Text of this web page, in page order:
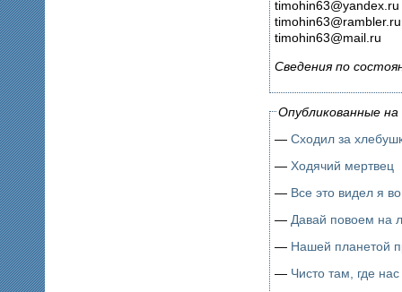
timohin63@yandex.ru
timohin63@rambler.ru
timohin63@mail.ru
Сведения по
Опубликованные
— Сходил за
— Ходячий мертвец
— Все это видел я
— Давай повоем на
— Нашей планетой
— Чисто там, где нас